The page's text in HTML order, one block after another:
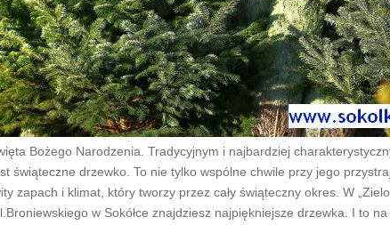
Bożego Narodzenia. Tradycyjnym i najbardziej
świąteczne drzewko. To nie tylko wspólne chwile przy jego
zapach i klimat, który tworzy przez cały świąteczny okres. W
w Sokółce znajdziesz najpiękniejsze drzewka. I to